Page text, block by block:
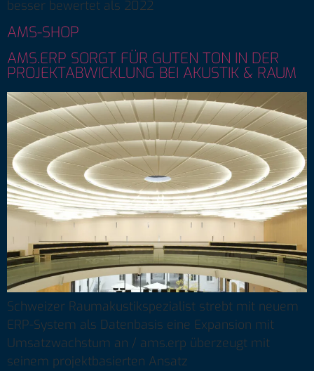
besser bewertet als 2022
AMS-SHOP
AMS.ERP SORGT FÜR GUTEN TON IN DER
PROJEKTABWICKLUNG BEI AKUSTIK & RAUM
Schweizer Raumakustikspezialist strebt mit neuem
ERP-System als Datenbasis eine Expansion mit
Umsatzwachstum an / ams.erp überzeugt mit
seinem projektbasierten Ansatz